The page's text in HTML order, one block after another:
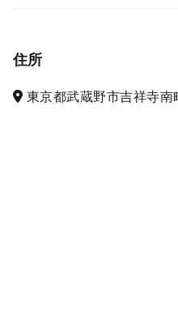
住所
東京都武蔵野市吉祥寺